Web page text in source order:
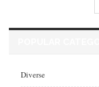
Diverse